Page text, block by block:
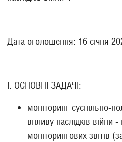
Дата оголошення: 16 січня
І. ОСНОВНІ ЗАДАЧІ:
моніторинг суспільно-
впливу наслідків війни -
моніторингових звітів